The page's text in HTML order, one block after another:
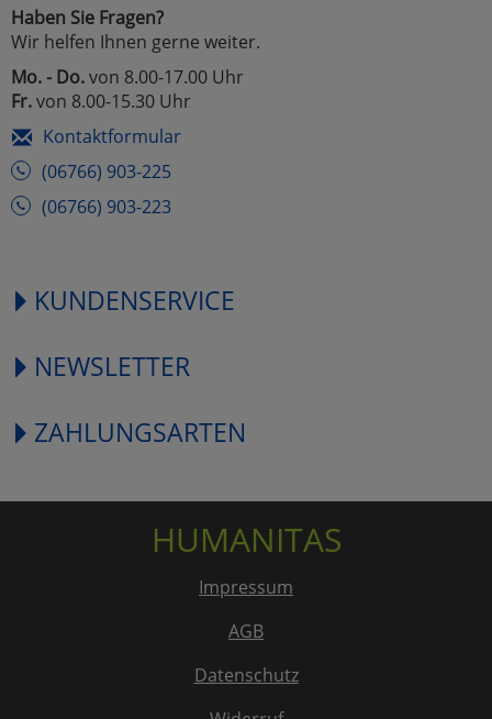
Haben Sie Fragen?
Wir helfen Ihnen gerne weiter.
Mo. - Do.von 8.00-17.00 Uhr
Fr.von 8.00-15.30 Uhr
Kontaktformular
(06766) 903-225
(06766) 903-223
KUNDENSERVICE
NEWSLETTER
ZAHLUNGSARTEN
HUMANITAS
Impressum
AGB
Datenschutz